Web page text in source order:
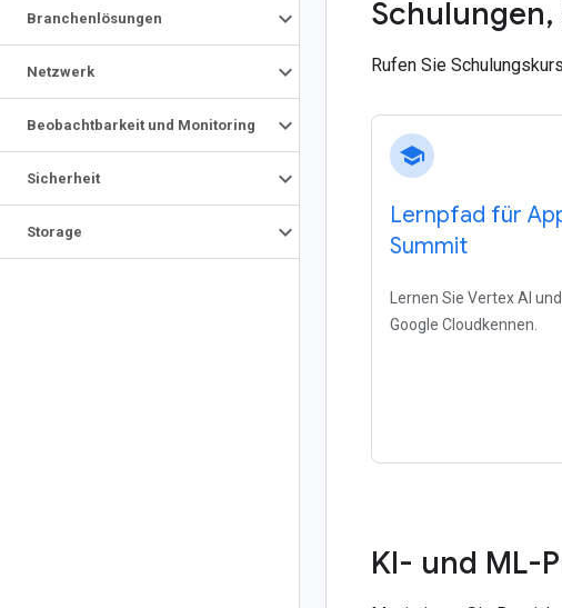
Branchenlösungen
Netzwerk
Beobachtbarkeit und Monitoring
Sicherheit
Storage
Schulungen,
Rufen Sie
school
Lernpfad für
Summit
Lernen Sie Vertex AI
Google Cloudkennen.
KI- und ML-